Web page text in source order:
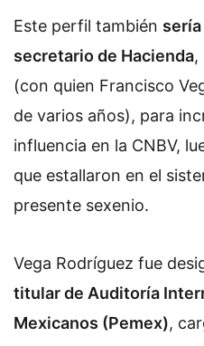
Este perfil también
secretario de Hacienda,
(con quien Francisco
de varios años), para
influencia en la CNBV,
que estallaron en el
presente sexenio.
Vega Rodríguez fue
titular de Auditoría
Mexicanos (Pemex),